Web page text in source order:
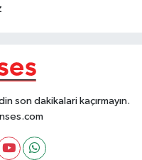
son dakikalari kaçırmayın.